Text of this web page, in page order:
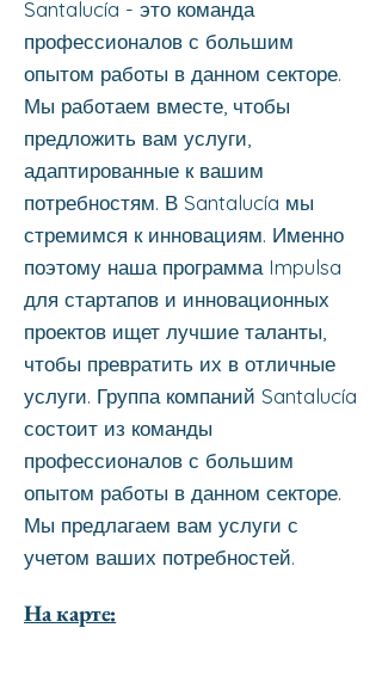
Santalucía - это команда
профессионалов с большим
опытом работы в данном секторе.
Мы работаем вместе, чтобы
предложить вам услуги,
адаптированные к вашим
потребностям. В Santalucía мы
стремимся к инновациям. Именно
поэтому наша программа Impulsa
для стартапов и инновационных
проектов ищет лучшие таланты,
чтобы превратить их в отличные
услуги. Группа компаний Santalucía
состоит из команды
профессионалов с большим
опытом работы в данном секторе.
Мы предлагаем вам услуги с
учетом ваших потребностей.
На карте: